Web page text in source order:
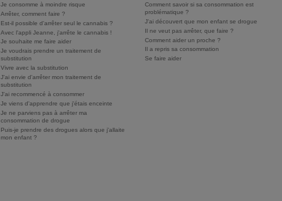
Je consomme à moindre risque
Arrêter, comment faire ?
Est-il possible d'arrêter seul le cannabis ?
Avec l'appli Jeanne, j'arrête le cannabis !
Je souhaite me faire aider
Je voudrais prendre un traitement de
substitution
Vivre avec la substitution
J'ai envie d'arrêter mon traitement de
substitution
J'ai recommencé à consommer
Je viens d'apprendre que j'étais enceinte
Je ne parviens pas à arrêter ma
consommation de drogue
Puis-je prendre des drogues alors que j'allaite
mon enfant ?
Comment savoir si sa consommation est
problématique ?
J'ai découvert que mon enfant se drogue
Il ne veut pas arrêter, que faire ?
Comment aider un proche ?
Il a repris sa consommation
Se faire aider